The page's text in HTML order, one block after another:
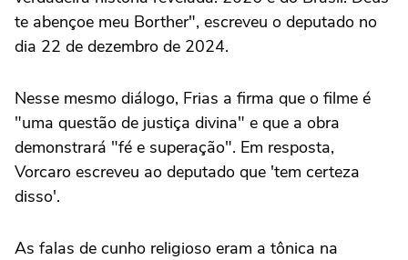
te abençoe meu Borther", escreveu o deputado no
dia 22 de dezembro de 2024.
Nesse mesmo diálogo, Frias a firma que o filme é
"uma questão de justiça divina" e que a obra
demonstrará "fé e superação". Em resposta,
Vorcaro escreveu ao deputado que 'tem certeza
disso'.
As falas de cunho religioso eram a tônica na